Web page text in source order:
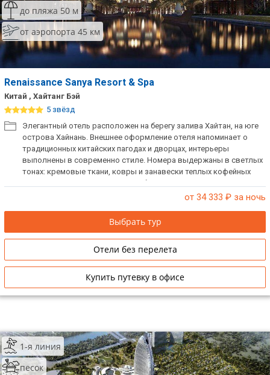
до пляжа 50 м
от аэропорта 45 км
Renaissance Sanya Resort & Spa
Китай , Хайтанг Бэй
5 звёзд
Элегантный отель расположен на берегу залива Хайтан, на юге
острова Хайнань. Внешнее оформление отеля напоминает о
традиционных китайских пагодах и дворцах, интерьеры
выполнены в современно стиле. Номера выдержаны в светлых
тонах: кремовые ткани, ковры и занавески теплых кофейных
оттенков. Во всех номерах есть балконы, с которых можно
любоваться чарующими видами Южно-Китайского моря.
от 34 333 ₽ за ночь
Выбрать тур
Отели без перелета
Купить путевку в офисе
1-я линия
песок